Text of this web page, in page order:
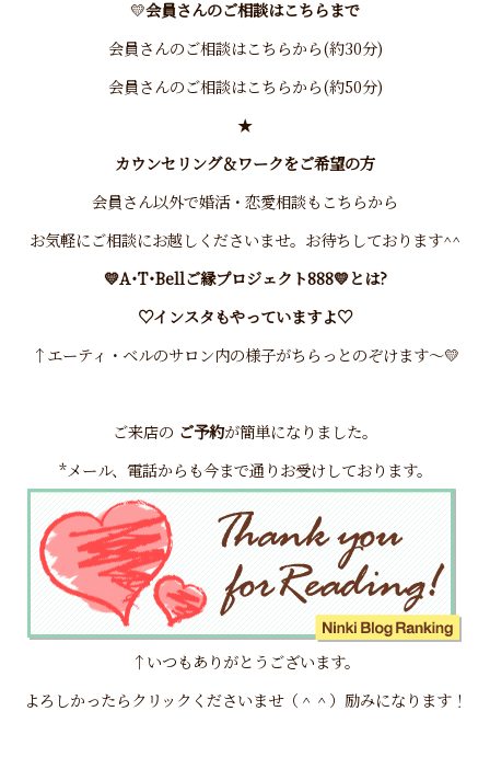
💛会員さんのご相談はこちらまで
会員さんのご相談はこちらから(約30分)
会員さんのご相談はこちらから(約50分)
★
カウンセリング＆ワークをご希望の方
会員さん以外で婚活・恋愛相談もこちらから
お気軽にご相談にお越しくださいませ。お待ちしております^^
💛A･T･Bellご縁プロジェクト888💛とは?
♡インスタもやっていますよ♡
↑エーティ・ベルのサロン内の様子がちらっとのぞけます～💛
ご来店の ご予約が簡単になりました。
*メール、電話からも今まで通りお受けしております。
↑いつもありがとうございます。
よろしかったらクリックくださいませ（＾＾）励みになります！